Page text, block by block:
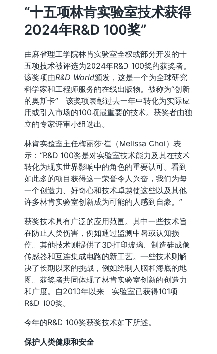
“十五项林肯实验室技术获得
2024年R&D 100奖”
由麻省理工学院林肯实验室全权或部分开发的十
五项技术被评选为2024年R&D 100奖的获奖者。
该奖项由R&D World颁发，这是一个为全球研究
科学家和工程师服务的在线出版物。被称为“创新
的奥斯卡”，该奖项表彰过去一年中转化为实际应
用或引入市场的100项最重要的技术。获奖者由独
立的专家评审小组选出。
林肯实验室主任梅丽莎·崔（Melissa Choi）表
示：“R&D 100奖是对实验室技术能力及其在技术
转化为现实世界影响中的角色的重要认可。看到
如此多的项目获得这一荣誉令人兴奋，我们为每
一个创造力、好奇心和技术卓越使这些以及其他
许多林肯实验室创新成为可能的人感到自豪。”
获奖技术具有广泛的应用范围。其中一些技术旨
在防止人类伤害，例如通过监测中暑或认知损
伤。其他技术则提供了3D打印玻璃、制造硅成像
传感器和互连集成电路的新工艺。一些技术则解
决了长期以来的挑战，例如绘制人脑和海底的地
图。获奖者共同体现了林肯实验室创新的创造力
和广度。自2010年以来，实验室已获得101项
R&D 100奖。
今年的R&D 100奖获奖技术如下所述。
保护人类健康和安全